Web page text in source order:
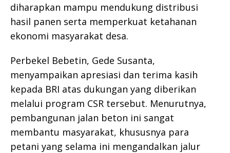
diharapkan mampu mendukung distribusi
hasil panen serta memperkuat ketahanan
ekonomi masyarakat desa.
Perbekel Bebetin, Gede Susanta,
menyampaikan apresiasi dan terima kasih
kepada BRI atas dukungan yang diberikan
melalui program CSR tersebut. Menurutnya,
pembangunan jalan beton ini sangat
membantu masyarakat, khususnya para
petani yang selama ini mengandalkan jalur